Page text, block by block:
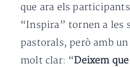
que ara els
“Inspira” tornen a les
pastorals, però amb
molt clar: “Deixem